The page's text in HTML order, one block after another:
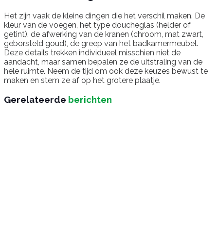
Het zijn vaak de kleine dingen die het verschil maken. De
kleur van de voegen, het type doucheglas (helder of
getint), de afwerking van de kranen (chroom, mat zwart,
geborsteld goud), de greep van het badkamermeubel.
Deze details trekken individueel misschien niet de
aandacht, maar samen bepalen ze de uitstraling van de
hele ruimte. Neem de tijd om ook deze keuzes bewust te
maken en stem ze af op het grotere plaatje.
Gerelateerde berichten